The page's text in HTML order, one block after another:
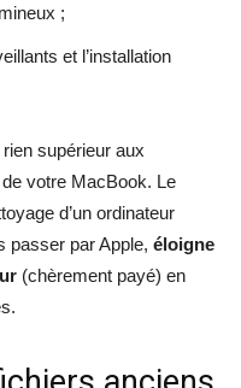
;
et l’installation
supérieur aux
votre MacBook. Le
d’un ordinateur
passer par Apple, éloigne
(chèrement payé) en